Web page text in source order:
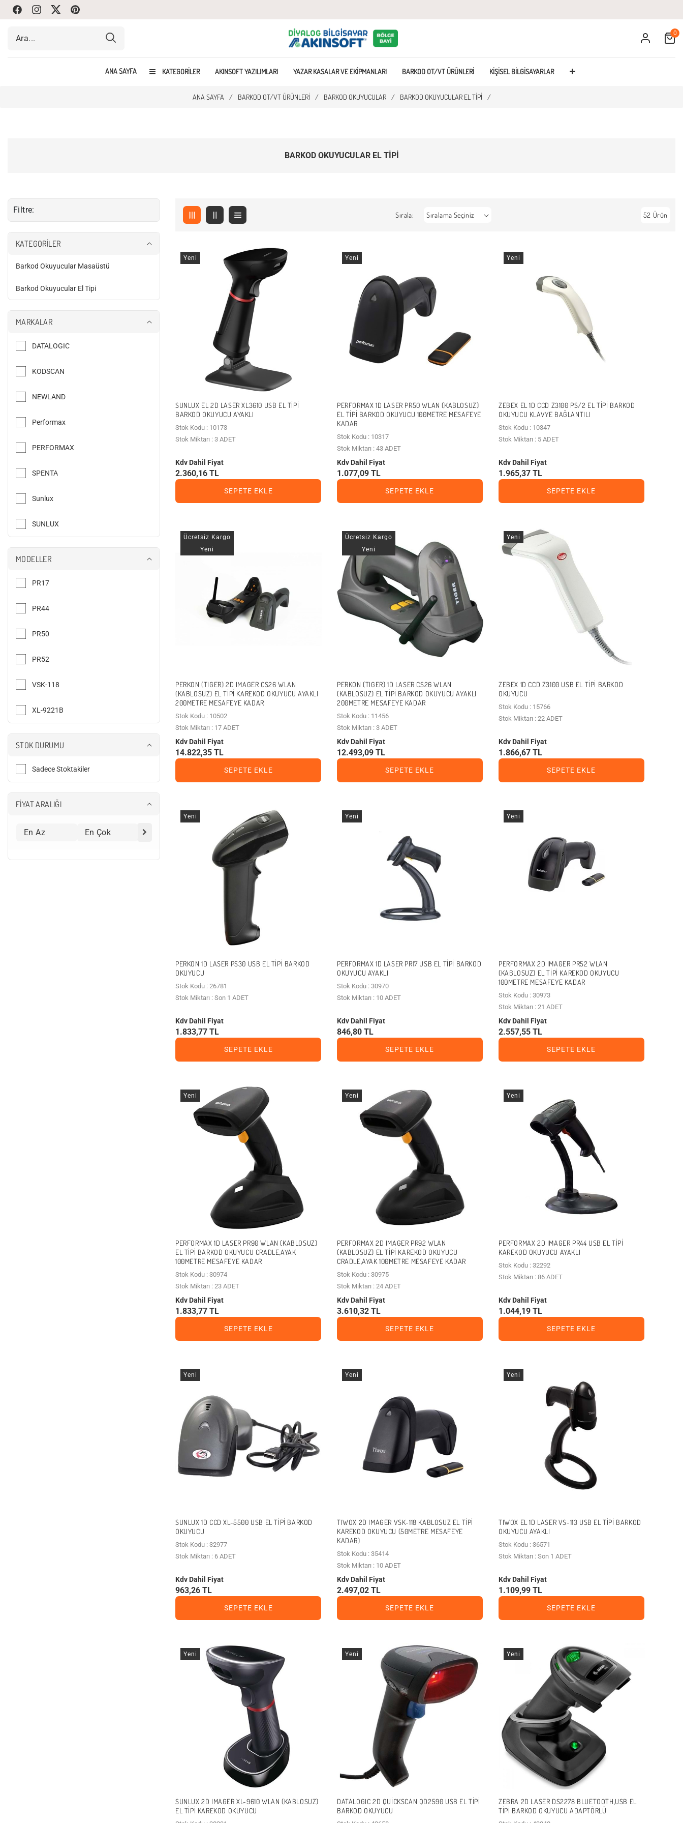
FacebookInstagram
Twitte Pinterest
ANA SAYFA KATEGORILER AKINSOFT YAZILIMLARI YAZAR KASALAR VE EKIPMANLARI BARKOD OT/VT ÜRÜNLERI KIŞISEL BILGISAYARLAR
Cart
0
ANA SAYFA / BARKOD OT/VT ÜRÜNLERI / BARKOD OKUYUCULAR / BARKOD OKUYUCULAR EL TIPI /
BARKOD OKUYUCULAR EL TIPI
Filtre:
KATEGORİLER
Barkod Okuyucular Masaüstü
B
k
O
k
u
u
a
r
a
a
s
t
Barkod Okuyucular El Tipi
B
a
k
o
d
k
c
u
a
T
i
i
MARKALAR
DATALOGIC
KODSCAN
NEWLAND
Performax
PERFORMAX
SPENTA
Sunlux
SUNLUX
TIWOX
MODELLER
PR17
PR44
PR50
PR52
VSK-118
XL-9221B
STOK DURUMU
Sadece Stoktakiler
FİYAT ARALIĞI
Sırala: 52 Ürün
Yeni
SUNLUX EL 2D LASER XL3610 USB EL TIPI
BARKOD OKUYUCU AYAKLI
Stok Kodu : 10173
Stok Miktarı : 3 ADET
Kdv Dahil Fiyat
2.360,16 TL
SEPETE EKLE
Yeni
PERFORMAX 1D LASER PR50 WLAN (KABLOSUZ)
EL TIPI BARKOD OKUYUCU 100METRE MESAFEYE
KADAR
Stok Kodu : 10317
Stok Miktarı : 43 ADET
Kdv Dahil Fiyat
1.077,09 TL
SEPETE EKLE
Yeni
ZEBEX EL 1D CCD Z3100 PS/2 EL TIPI BARKOD
OKUYUCU KLAVYE BAĞLANTILI
Stok Kodu : 10347
Stok Miktarı : 5 ADET
Kdv Dahil Fiyat
1.965,37 TL
SEPETE EKLE
Ücretsiz Kargo
Yeni
PERKON (TIGER) 2D IMAGER CS26 WLAN
(KABLOSUZ) EL TIPI KAREKOD OKUYUCU AYAKLI
200METRE MESAFEYE KADAR
Stok Kodu : 10502
Stok Miktarı : 17 ADET
Kdv Dahil Fiyat
14.822,35 TL
SEPETE EKLE
Ücretsiz Kargo
Yeni
PERKON (TIGER) 1D LASER CS26 WLAN
(KABLOSUZ) EL TIPI BARKOD OKUYUCU AYAKLI
200METRE MESAFEYE KADAR
Stok Kodu : 11456
Stok Miktarı : 3 ADET
Kdv Dahil Fiyat
12.493,09 TL
SEPETE EKLE
Yeni
ZEBEX 1D CCD Z3100 USB EL TIPI BARKOD
OKUYUCU
Stok Kodu : 15766
Stok Miktarı : 22 ADET
Kdv Dahil Fiyat
1.866,67 TL
SEPETE EKLE
Yeni
PERKON 1D LASER PS30 USB EL TIPI BARKOD
OKUYUCU
Stok Kodu : 26781
Stok Miktarı : Son 1 ADET
Kdv Dahil Fiyat
1.833,77 TL
SEPETE EKLE
Yeni
PERFORMAX 1D LASER PR17 USB EL TIPI BARKOD
OKUYUCU AYAKLI
Stok Kodu : 30970
Stok Miktarı : 10 ADET
Kdv Dahil Fiyat
846,80 TL
SEPETE EKLE
Yeni
PERFORMAX 2D IMAGER PR52 WLAN
(KABLOSUZ) EL TIPI KAREKOD OKUYUCU
100METRE MESAFEYE KADAR
Stok Kodu : 30973
Stok Miktarı : 21 ADET
Kdv Dahil Fiyat
2.557,55 TL
SEPETE EKLE
Yeni
PERFORMAX 1D LASER PR90 WLAN (KABLOSUZ)
EL TIPI BARKOD OKUYUCU CRADLE,AYAK
100METRE MESAFEYE KADAR
Stok Kodu : 30974
Stok Miktarı : 23 ADET
Kdv Dahil Fiyat
1.833,77 TL
SEPETE EKLE
Yeni
PERFORMAX 2D IMAGER PR92 WLAN
(KABLOSUZ) EL TIPI KAREKOD OKUYUCU
CRADLE,AYAK 100METRE MESAFEYE KADAR
Stok Kodu : 30975
Stok Miktarı : 24 ADET
Kdv Dahil Fiyat
3.610,32 TL
SEPETE EKLE
Yeni
PERFORMAX 2D IMAGER PR44 USB EL TIPI
KAREKOD OKUYUCU AYAKLI
Stok Kodu : 32292
Stok Miktarı : 86 ADET
Kdv Dahil Fiyat
1.044,19 TL
SEPETE EKLE
Yeni
SUNLUX 1D CCD XL-5500 USB EL TIPI BARKOD
OKUYUCU
Stok Kodu : 32977
Stok Miktarı : 6 ADET
Kdv Dahil Fiyat
963,26 TL
SEPETE EKLE
Yeni
TIWOX 2D IMAGER VSK-118 KABLOSUZ EL TIPI
KAREKOD OKUYUCU (50METRE MESAFEYE
KADAR)
Stok Kodu : 35414
Stok Miktarı : 10 ADET
Kdv Dahil Fiyat
2.497,02 TL
SEPETE EKLE
Yeni
TIWOX EL 1D LASER VS-113 USB EL TIPI BARKOD
OKUYUCU AYAKLI
Stok Kodu : 36571
Stok Miktarı : Son 1 ADET
Kdv Dahil Fiyat
1.109,99 TL
SEPETE EKLE
Yeni
SUNLUX 2D IMAGER XL-9610 WLAN (KABLOSUZ)
EL TIPI KAREKOD OKUYUCU
Yeni
DATALOGIC 2D QUICKSCAN QD2590 USB EL TIPI
BARKOD OKUYUCU
Yeni
ZEBRA 2D LASER DS2278 BLUETOOTH,USB EL
TIPI BARKOD OKUYUCU ADAPTÖRLÜ